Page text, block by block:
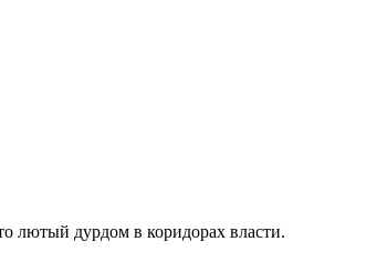
лютый дурдом в коридорах власти.